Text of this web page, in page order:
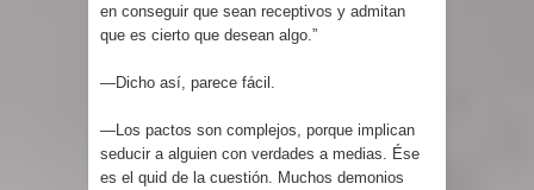
en conseguir que sean receptivos y admitan
que es cierto que desean algo.”
—Dicho así, parece fácil.
—Los pactos son complejos, porque implican
seducir a alguien con verdades a medias. Ése
es el quid de la cuestión. Muchos demonios